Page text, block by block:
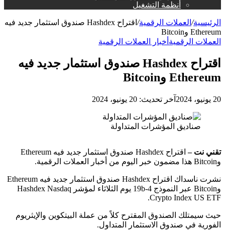
أنظمة التشغيل
الرئيسية/ العملات الرقمية/
اقتراح Hashdex صندوق استثمار جديد فيه
Ethereum وBitcoin
العملات الرقمية أخبار العملات الرقمية
اقتراح Hashdex صندوق استثمار جديد فيه
Ethereum وBitcoin
20 يونيو، 2024 آخر تحديث: 20 يونيو، 2024
صناديق المؤشرات المتداولة
تقني نت –
اقتراح Hashdex صندوق استثمار جديد فيه Ethereum
وBitcoin هذا مضمون خبر اليوم من أخبار العملات الرقمية.
نشرت ناسداك اقتراح Hashdex صندوق استثمار جديد فيه Ethereum
وBitcoin عبر النموذج 19b-4 يوم الثلاثاء لمؤشر Hashdex Nasdaq
Crypto Index US ETF.
حيث سيمتلك الصندوق المقترح كلاً من عملة البيتكوين والإيثريوم
الفورية في صندوق الاستثمار المتداول.